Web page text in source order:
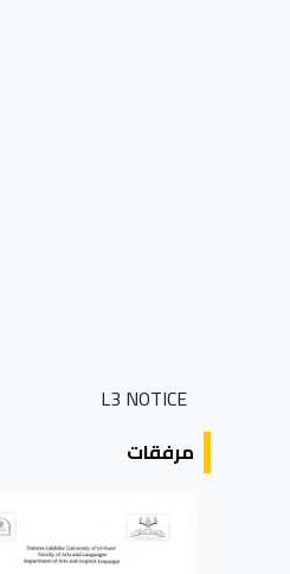
L3 NOTICE
مرفقات